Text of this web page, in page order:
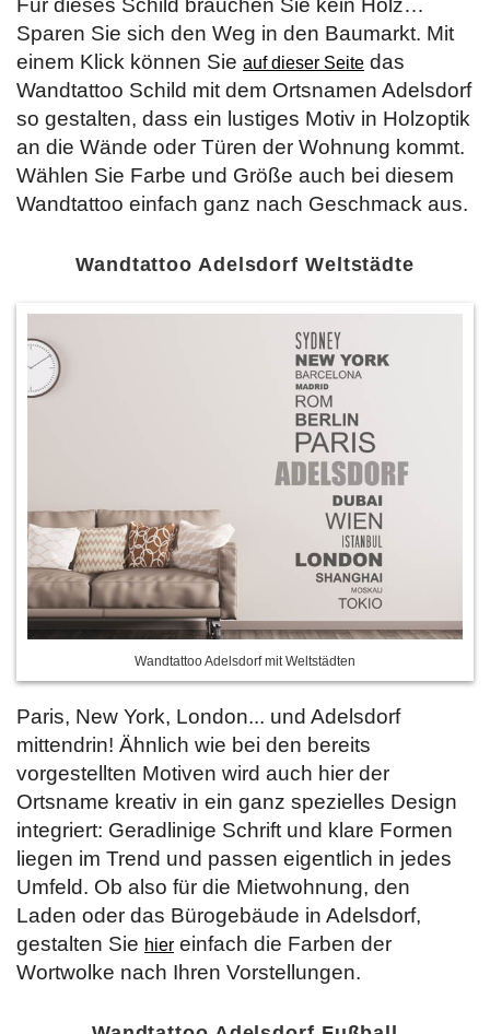
Sparen Sie sich den Weg in den Baumarkt. Mit
einem Klick können Sie auf dieser Seite das
Wandtattoo Schild mit dem Ortsnamen Adelsdorf
so gestalten, dass ein lustiges Motiv in Holzoptik
an die Wände oder Türen der Wohnung kommt.
Wählen Sie Farbe und Größe auch bei diesem
Wandtattoo einfach ganz nach Geschmack aus.
Wandtattoo Adelsdorf Weltstädte
Wandtattoo Adelsdorf mit Weltstädten
Paris, New York, London... und Adelsdorf
mittendrin! Ähnlich wie bei den bereits
vorgestellten Motiven wird auch hier der
Ortsname kreativ in ein ganz spezielles Design
integriert: Geradlinige Schrift und klare Formen
liegen im Trend und passen eigentlich in jedes
Umfeld. Ob also für die Mietwohnung, den
Laden oder das Bürogebäude in Adelsdorf,
gestalten Sie hier einfach die Farben der
Wortwolke nach Ihren Vorstellungen.